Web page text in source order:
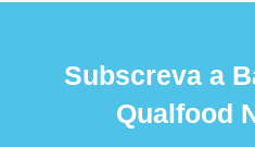
Subscreva a
Qualfood